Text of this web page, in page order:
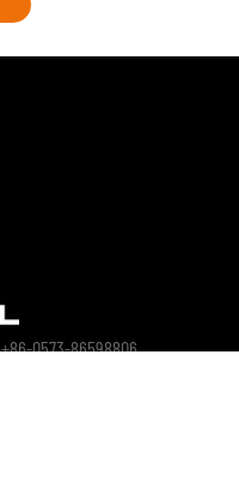
+86-0573-86598806